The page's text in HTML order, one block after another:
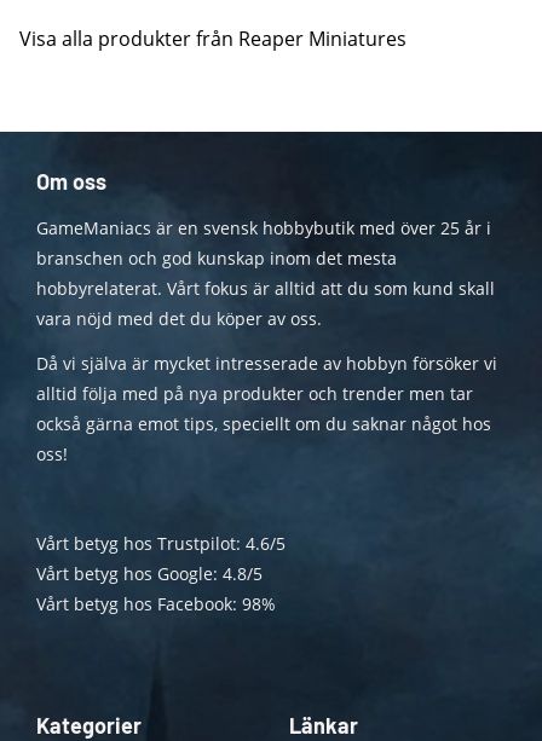
Visa alla produkter från Reaper Miniatures
Om oss
GameManiacs är en svensk hobbybutik med över 25 år i
branschen och god kunskap inom det mesta
hobbyrelaterat. Vårt fokus är alltid att du som kund skall
vara nöjd med det du köper av oss.
Då vi själva är mycket intresserade av hobbyn försöker vi
alltid följa med på nya produkter och trender men tar
också gärna emot tips, speciellt om du saknar något hos
oss!
Vårt betyg hos Trustpilot: 4.6/5
Vårt betyg hos Google: 4.8/5
Vårt betyg hos Facebook: 98%
Kategorier Länkar